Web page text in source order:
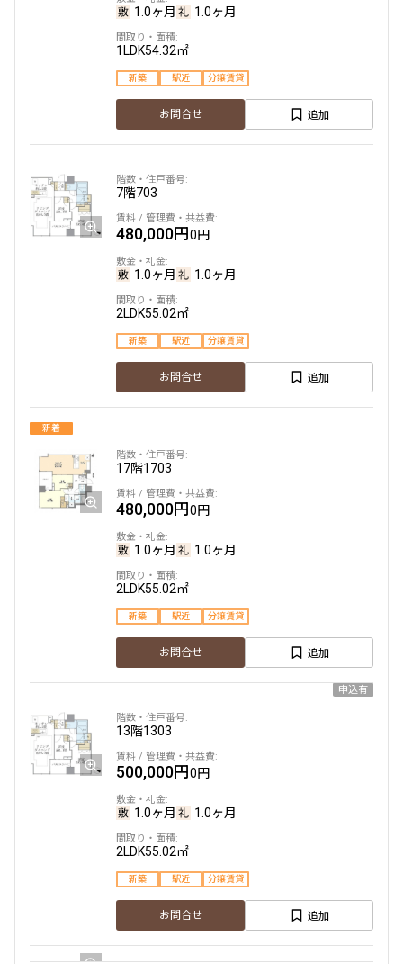
できます
設定する
検索対象お部屋数
8件
お部屋を再検索
1.0ヶ月 1.0ヶ月
1LDK54.32㎡
新築 駅近 分譲賃貸
お問合せ 追加
7階703
480,000円0円
1.0ヶ月 1.0ヶ月
2LDK55.02㎡
新築 駅近 分譲賃貸
お問合せ 追加
新着
17階1703
480,000円0円
1.0ヶ月 1.0ヶ月
2LDK55.02㎡
新築 駅近 分譲賃貸
お問合せ 追加
申込有
13階1303
500,000円0円
1.0ヶ月 1.0ヶ月
2LDK55.02㎡
新築 駅近 分譲賃貸
お問合せ 追加